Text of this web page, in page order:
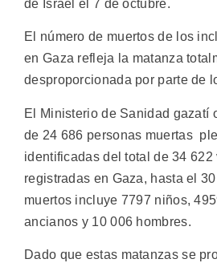
de Israel el 7 de octubre.
El número de muertos de los
en Gaza refleja la matanza
desproporcionada por parte de
El Ministerio de Sanidad gazatí
de 24 686 personas muertas
identificadas del total de 34
registradas en Gaza, hasta el
muertos incluye 7797 niños,
ancianos y 10 006 hombres.
Dado que estas matanzas se